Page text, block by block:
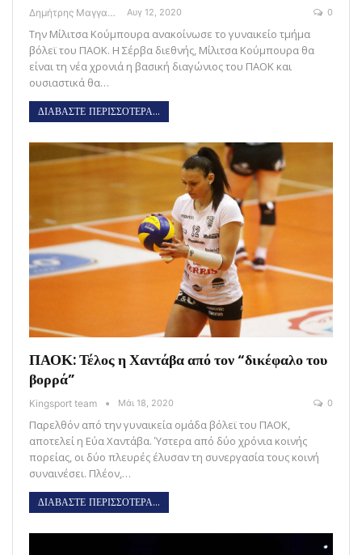
Δημήτρης Μαγγανάρης Αυγ 12, 2020 0
Την Μίλιτσα Κούμπουρα ανακοίνωσε το γυναικείο τμήμα
βόλεϊ του ΠΑΟΚ. Η Σέρβα διεθνής, Μίλιτσα Κούμπουρα θα
είναι τη νέα χρονιά η βασική διαγώνιος του ΠΑΟΚ και
ουσιαστικά θα…
ΔΙΑΒΑΣΤΕ ΠΕΡΙΣΣΟΤΕΡΑ...
ΠΑΟΚ: Τέλος η Χαντάβα από τον “δικέφαλο του
βορρά”
Kingsport team Μάι 18, 2020 0
Παρελθόν από την γυναικεία ομάδα βόλεϊ του ΠΑΟΚ,
αποτελεί η Εύα Χαντάβα. Ύστερα από δύο χρόνια κοινής
πορείας, οι δύο πλευρές έλυσαν τη συνεργασία τους κοινή
συναινέσει. Πλέον,…
ΔΙΑΒΑΣΤΕ ΠΕΡΙΣΣΟΤΕΡΑ...